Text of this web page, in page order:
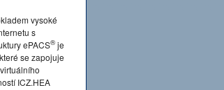
vysoké
s
ePACS®je
se zapojuje
ICZ.HEA